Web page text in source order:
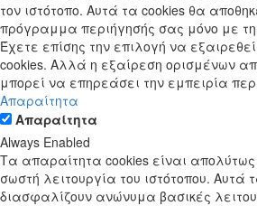
τον ιστότοπο. Αυτά τα cookies θα
πρόγραμμα περιήγησής σας μόνο με
Έχετε επίσης την επιλογή να
cookies. Αλλά η εξαίρεση ορισμένων
μπορεί να επηρεάσει την εμπειρία
Απαραίτητα
Απαραίτητα
Always Enabled
Τα απαραίτητα cookies είναι
σωστή λειτουργία του ιστότοπου. Αυτά
διασφαλίζουν ανώνυμα βασικές